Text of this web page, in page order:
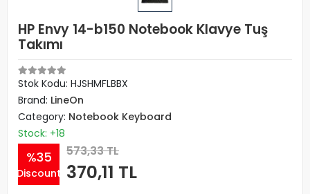
HP Envy 14-b150 Notebook Klavye Tuş
Takımı
Stok Kodu: HJSHMFLBBX
Brand: LineOn
Category: Notebook Keyboard
Stock: +18
%35
Discount
573,33 TL
370,11 TL